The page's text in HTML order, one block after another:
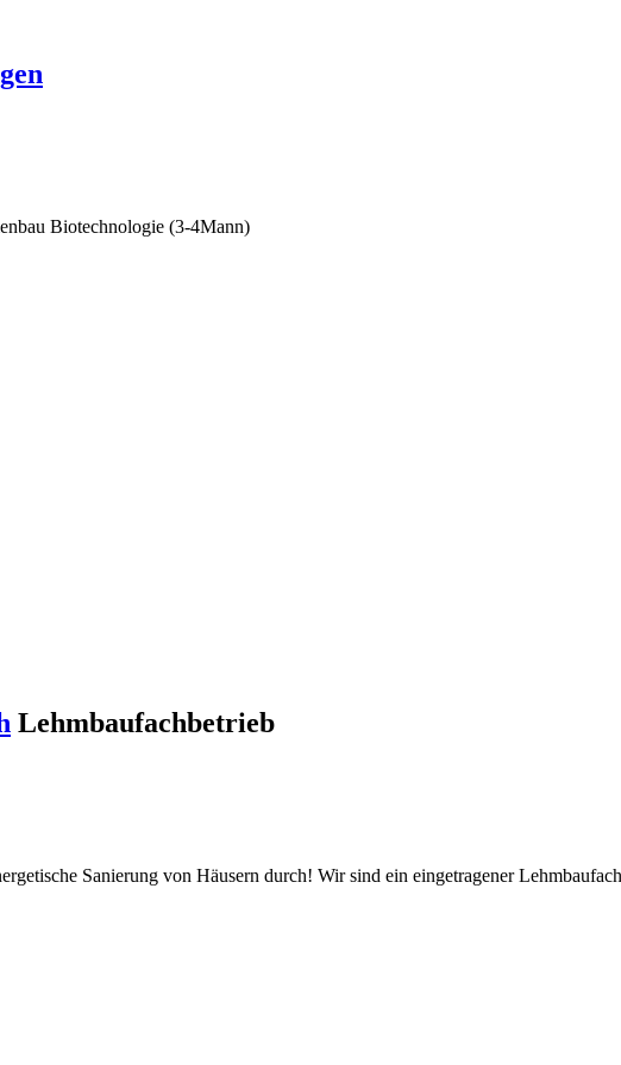
Biotechnologie (3-4Mann)
Lehmbaufachbetrieb
Sanierung von Häusern durch! Wir sind ein eingetragener